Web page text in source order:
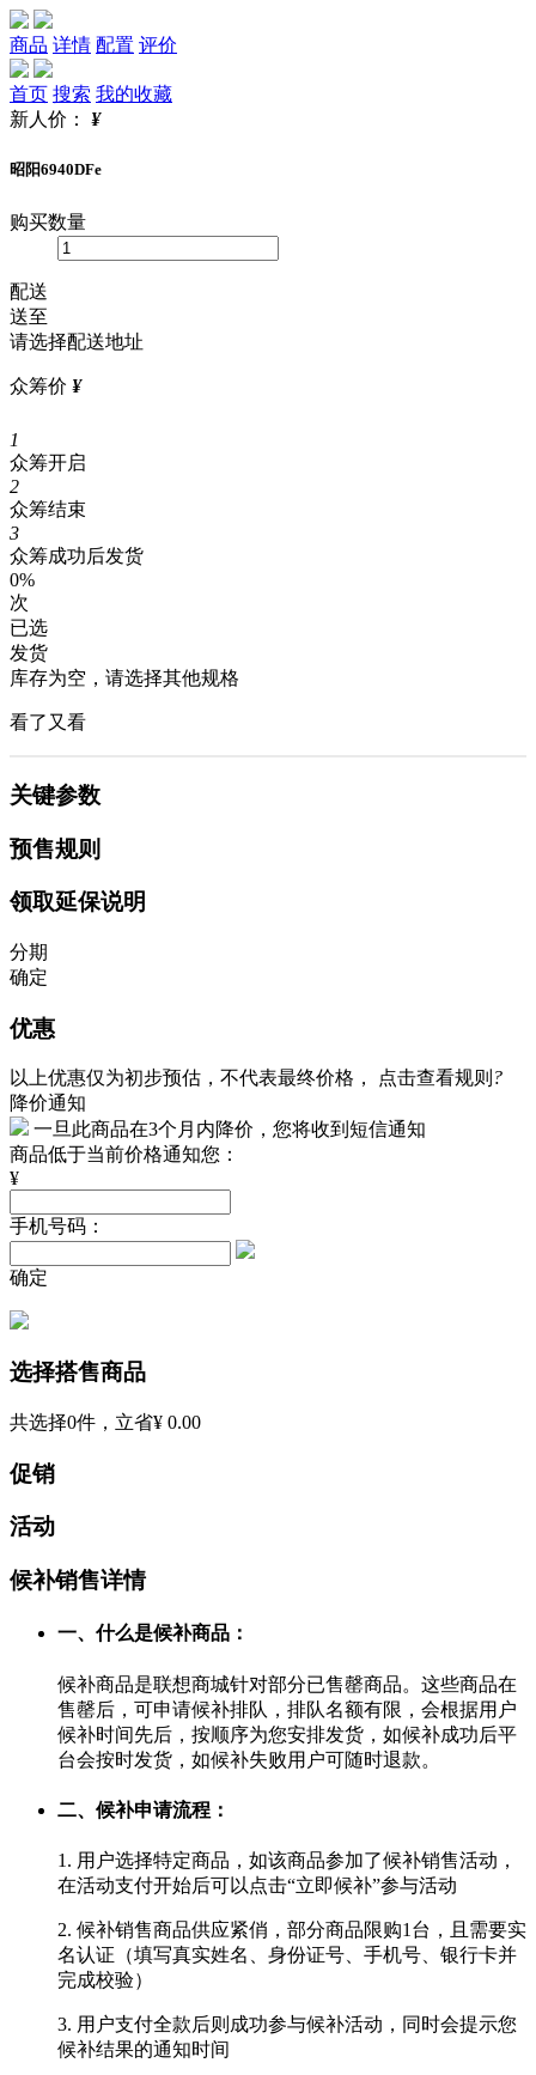
商品 详情 配置 评价
首页 搜索 我的收藏
新人价：
¥
昭阳6940DFe
购买数量
配送
送至
请选择配送地址
众筹价 ¥
1
众筹开启
2
众筹结束
3
众筹成功后发货
0%
次
已选
发货
库存为空，请选择其他规格
看了又看
关键参数
预售规则
领取延保说明
分期
确定
优惠
以上优惠仅为初步预估，不代表最终价格， 点击查看规则 ?
降价通知
一旦此商品在3个月内降价，您将收到短信通知
商品低于当前价格通知您：
¥
手机号码：
确定
选择搭售商品
共选择0件，立省¥ 0.00
促销
活动
候补销售详情
一、什么是候补商品：
候补商品是联想商城针对部分已售罄商品。这些商品在
售罄后，可申请候补排队，排队名额有限，会根据用户
候补时间先后，按顺序为您安排发货，如候补成功后平
台会按时发货，如候补失败用户可随时退款。
二、候补申请流程：
1. 用户选择特定商品，如该商品参加了候补销售活动，
在活动支付开始后可以点击“立即候补”参与活动
2. 候补销售商品供应紧俏，部分商品限购1台，且需要实
名认证（填写真实姓名、身份证号、手机号、银行卡并
完成校验）
3. 用户支付全款后则成功参与候补活动，同时会提示您
候补结果的通知时间